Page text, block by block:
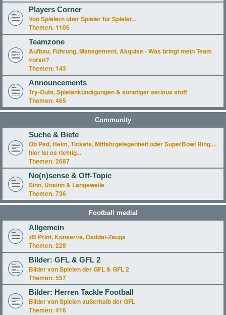
Players Corner
Von Spielern über Spieler für Spieler...
Themen: 1106
Teamzone
Aufbau, Führung, Management, Akquise - Was bringt mein Team
voran?
Themen: 143
Announcements
Try-Outs, Spielankündigungen & sonstiger serious stuff
Themen: 465
Community
Suche & Biete
Ob Pad, Helm, Tickets, Mitfahrgelegenheit oder SuperBowl Ring....
hier ist es richtig...
Themen: 2687
No(n)sense & Off-Topic
Sinn, Unsinn & Langeweile
Themen: 736
Football medial
Allgemein
zB Print, Konserve, Daddel-Zeugs
Themen: 228
Bilder: GFL & GFL 2
Bilder von Spielen der GFL & GFL 2
Themen: 557
Bilder: Herren Tackle Football
Bilder von Spielen außerhalb der GFL
Themen: 416